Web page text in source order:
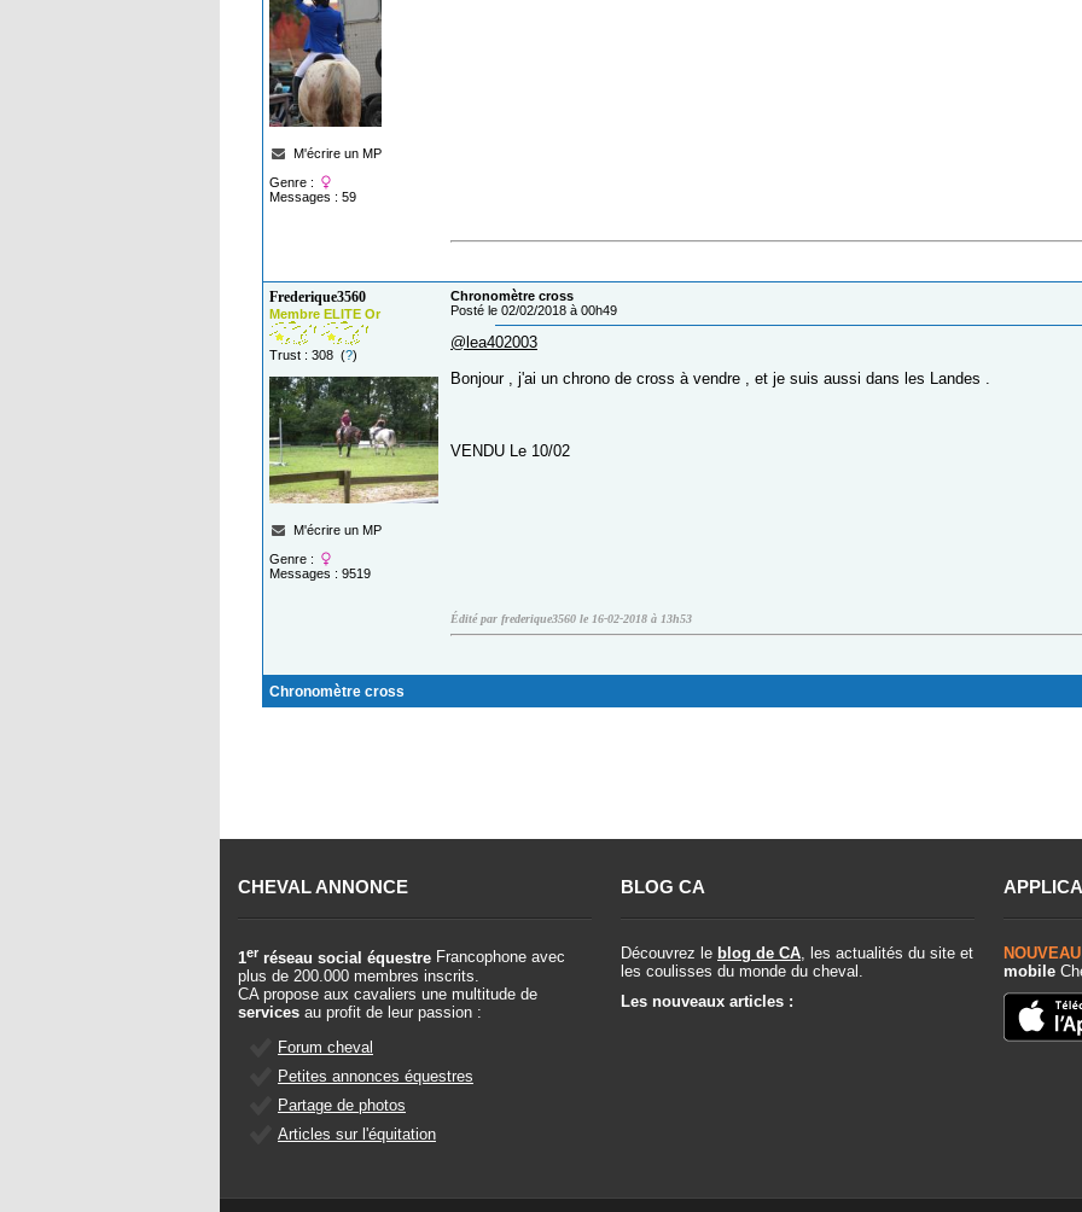
M'écrire un MP
Genre :
Messages : 59
Frederique3560
Membre ELITE Or
Trust : 308 (?)
M'écrire un MP
Genre :
Messages : 9519
Chronomètre cross
Posté le 02/02/2018 à 00h49
@lea402003
Bonjour , j'ai un chrono de cross à vendre , et je suis aussi dans les Landes .
VENDU Le 10/02
Édité par frederique3560 le 16-02-2018 à 13h53
Chronomètre cross
CHEVAL ANNONCE
1er réseau social équestre Francophone avec
plus de 200.000 membres inscrits.
CA propose aux cavaliers une multitude de
services au profit de leur passion :
Forum cheval
Petites annonces équestres
Partage de photos
Articles sur l'équitation
BLOG CA
Découvrez le blog de CA, les actualités du site et
les coulisses du monde du cheval.
Les nouveaux articles :
NOUVEAU
mobile